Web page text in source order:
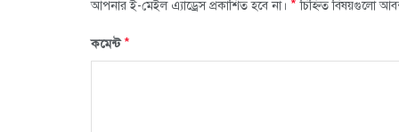
আপনার ই-মেইল এ্যাড্রেস প্রকাশিত হবে না। * চিহ্নিত বিষয়গুলো
কমেন্ট*